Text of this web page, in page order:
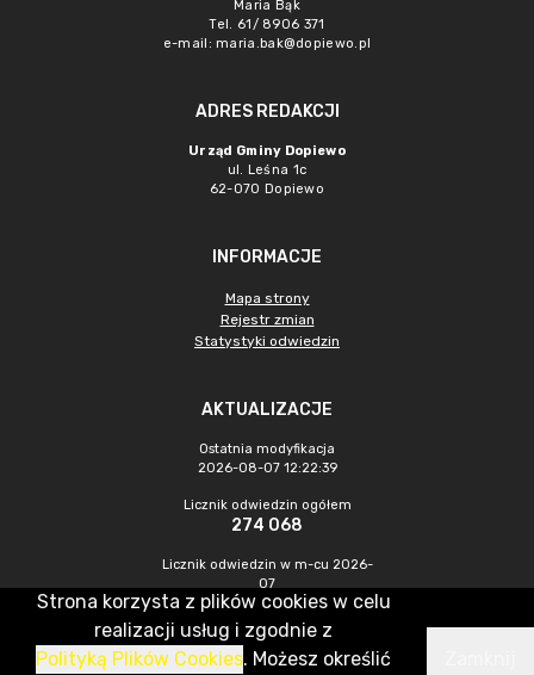
Maria Bąk
Tel. 61/ 8906 371
e-mail: maria.bak@dopiewo.pl
ADRES REDAKCJI
Urząd Gminy Dopiewo
ul. Leśna 1c
62-070 Dopiewo
INFORMACJE
Mapa strony
Rejestr zmian
Statystyki odwiedzin
AKTUALIZACJE
Ostatnia modyfikacja
2026-08-07 12:22:39
Licznik odwiedzin ogółem
274 068
Licznik odwiedzin w m-cu 2026-
07
857
CMS & Hosting: Nefeni Sp. z o.o.
Strona korzysta z plików cookies w celu
realizacji usług i zgodnie z
Polityką Plików Cookies. Możesz określić